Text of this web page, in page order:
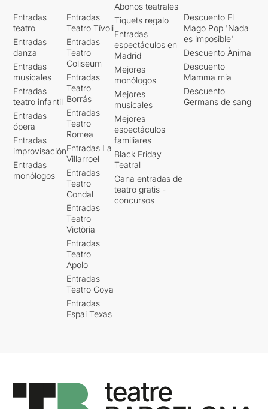
Entradas
teatro
Entradas
danza
Entradas
musicales
Entradas
teatro infantil
Entradas
ópera
Entradas
improvisación
Entradas
monólogos
Entradas
Teatro Tívoli
Entradas
Teatro
Coliseum
Entradas
Teatro
Borrás
Entradas
Teatro
Romea
Entradas La
Villarroel
Entradas
Teatro
Condal
Entradas
Teatro
Victòria
Entradas
Teatro
Apolo
Entradas
Teatro Goya
Entradas
Espai Texas
Abonos teatrales
Tiquets regalo
Entradas
espectáculos en
Madrid
Mejores
monólogos
Mejores
musicales
Mejores
espectáculos
familiares
Black Friday
Teatral
Gana entradas de
teatro gratis -
concursos
Descuento El
Mago Pop 'Nada
es imposible'
Descuento Ànima
Descuento
Mamma mia
Descuento
Germans de sang